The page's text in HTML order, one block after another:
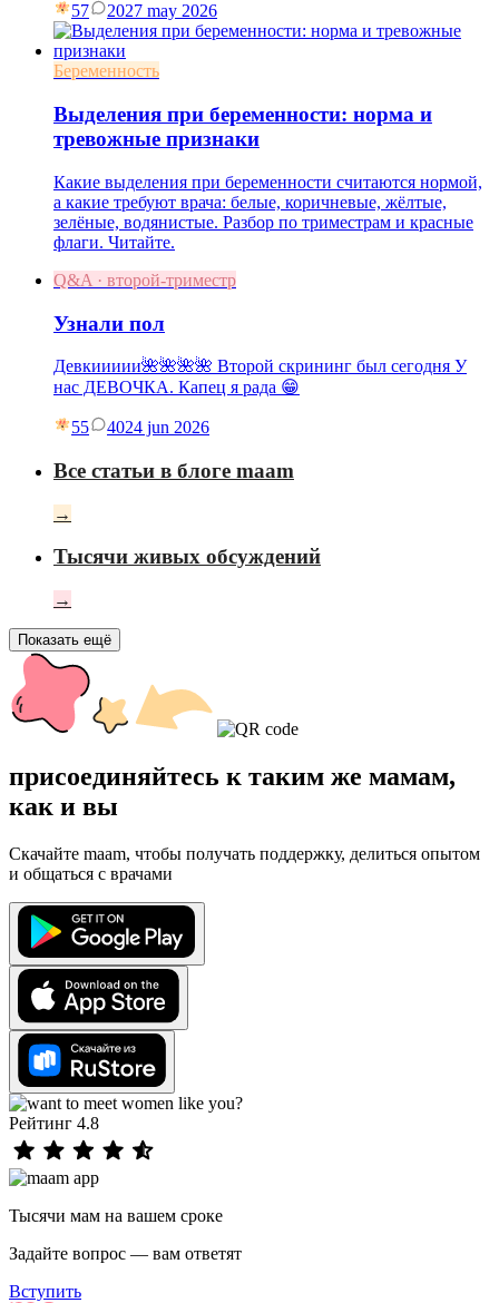
57 2027 may 2026
Беременность
Выделения при беременности: норма и
тревожные признаки
Какие выделения при беременности считаются нормой,
а какие требуют врача: белые, коричневые, жёлтые,
зелёные, водянистые. Разбор по триместрам и красные
флаги. Читайте.
Q&A · второй-триместр
Узнали пол
Девкиииии🌺🌺🌺🌺 Второй скрининг был сегодня У
нас ДЕВОЧКА. Капец я рада 😁
55 4024 jun 2026
Все статьи в блоге maam
→
Тысячи живых обсуждений
→
Показать ещё
присоединяйтесь к таким же мамам,
как и вы
Скачайте maam, чтобы получать поддержку, делиться опытом
и общаться с врачами
Рейтинг 4.8
Тысячи мам на вашем сроке
Задайте вопрос — вам ответят
Вступить